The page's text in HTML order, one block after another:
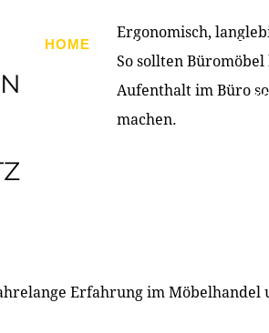
HOME PRODUKTE
Ergonomisch,
So sollten
Aufenthalt im Büro
machen.
Erfahrung im Möbelhandel